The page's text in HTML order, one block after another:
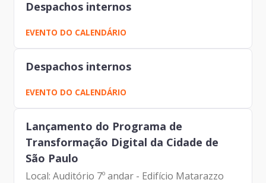
Despachos internos
EVENTO DO CALENDÁRIO
Despachos internos
EVENTO DO CALENDÁRIO
Lançamento do Programa de
Transformação Digital da Cidade de
São Paulo
Local: Auditório 7º andar - Edifício Matarazzo